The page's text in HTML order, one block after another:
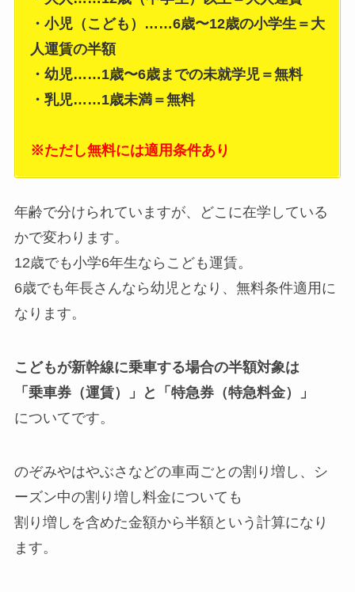
・小児（こども）……6歳〜12歳の小学生＝大
人運賃の半額
・幼児……1歳〜6歳までの未就学児＝無料
・乳児……1歳未満＝無料
※ただし無料には適用条件あり
年齢で分けられていますが、どこに在学している
かで変わります。
12歳でも小学6年生ならこども運賃。
6歳でも年長さんなら幼児となり、無料条件適用に
なります。
こどもが新幹線に乗車する場合の半額対象は
「乗車券（運賃）」と「特急券（特急料金）」
についてです。
のぞみやはやぶさなどの車両ごとの割り増し、シ
ーズン中の割り増し料金についても
割り増しを含めた金額から半額という計算になり
ます。